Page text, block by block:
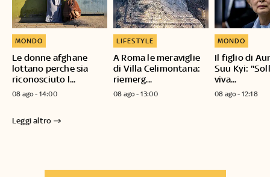
Le donne afghane
lottano perche sia
riconosciuto l...
MONDO
08 ago - 14:00
A Roma le meraviglie
di Villa Celimontana:
riemerg...
LIFESTYLE
08 ago - 13:00
Il figlio di
Suu Kyi:
viva...
MONDO
08 ago - 12:18
Leggi altro